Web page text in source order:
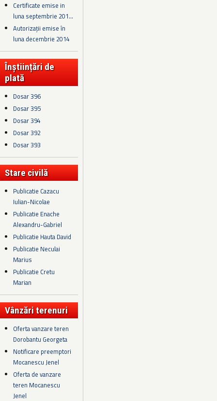
Certificate emise in
luna septembrie 201...
Autorizații emise în
luna decembrie 2014
Înștiințări de
plată
Dosar 396
Dosar 395
Dosar 394
Dosar 392
Dosar 393
Stare civilă
Publicatie Cazacu
Iulian-Nicolae
Publicatie Enache
Alexandru-Gabriel
Publicatie Hauta David
Publicatie Neculai
Marius
Publicatie Cretu
Marian
Vânzări terenuri
Oferta vanzare teren
Dorobantu Georgeta
Notificare preemptori
Mocanescu Jenel
Oferta de vanzare
teren Mocanescu
Jenel